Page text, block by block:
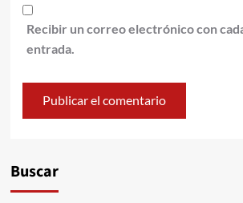
Recibir un correo electrónico con
entrada.
Buscar